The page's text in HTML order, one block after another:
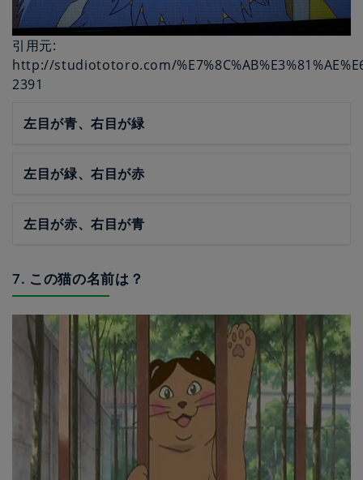
引用元:
http://studiototoro.com/
2391
左目が青、右目が緑
左目が緑、右目が赤
左目が赤、右目が青
7. この猫の名前は？